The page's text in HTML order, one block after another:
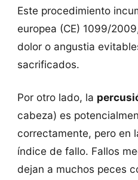
Este procedimiento
europea (CE) 1099/
dolor o angustia
sacrificados.
Por otro lado, la
cabeza) es
correctamente, pero en
índice de fallo. Fallos
dejan a muchos peces